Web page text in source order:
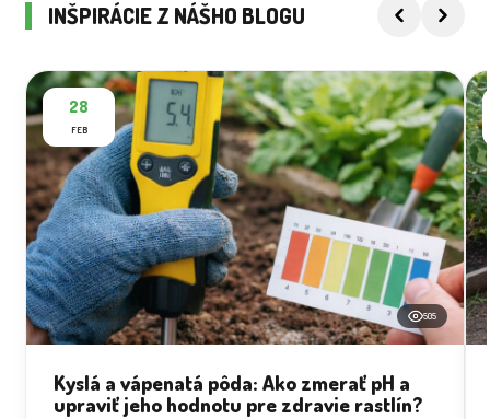
INŠPIRÁCIE Z NÁŠHO BLOGU
28
FEB
505
Kyslá a vápenatá pôda: Ako zmerať pH a
upraviť jeho hodnotu pre zdravie rastlín?